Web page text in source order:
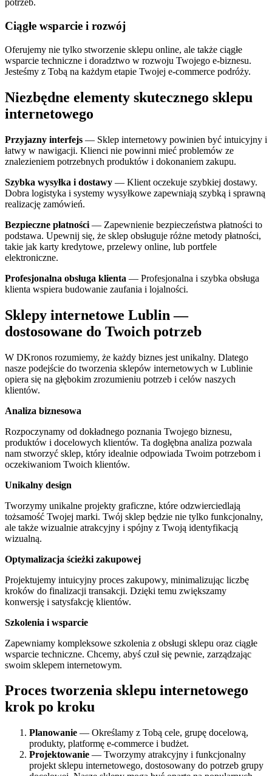
potrzeb.
Ciągłe wsparcie i rozwój
Oferujemy nie tylko stworzenie sklepu online, ale także ciągłe
wsparcie techniczne i doradztwo w rozwoju Twojego e-biznesu.
Jesteśmy z Tobą na każdym etapie Twojej e-commerce podróży.
Niezbędne elementy skutecznego sklepu
internetowego
Przyjazny interfejs — Sklep internetowy powinien być intuicyjny i
łatwy w nawigacji. Klienci nie powinni mieć problemów ze
znalezieniem potrzebnych produktów i dokonaniem zakupu.
Szybka wysyłka i dostawy — Klient oczekuje szybkiej dostawy.
Dobra logistyka i systemy wysyłkowe zapewniają szybką i sprawną
realizację zamówień.
Bezpieczne płatności — Zapewnienie bezpieczeństwa płatności to
podstawa. Upewnij się, że sklep obsługuje różne metody płatności,
takie jak karty kredytowe, przelewy online, lub portfele
elektroniczne.
Profesjonalna obsługa klienta — Profesjonalna i szybka obsługa
klienta wspiera budowanie zaufania i lojalności.
Sklepy internetowe Lublin —
dostosowane do Twoich potrzeb
W DKronos rozumiemy, że każdy biznes jest unikalny. Dlatego
nasze podejście do tworzenia sklepów internetowych w Lublinie
opiera się na głębokim zrozumieniu potrzeb i celów naszych
klientów.
Analiza biznesowa
Rozpoczynamy od dokładnego poznania Twojego biznesu,
produktów i docelowych klientów. Ta dogłębna analiza pozwala
nam stworzyć sklep, który idealnie odpowiada Twoim potrzebom i
oczekiwaniom Twoich klientów.
Unikalny design
Tworzymy unikalne projekty graficzne, które odzwierciedlają
tożsamość Twojej marki. Twój sklep będzie nie tylko funkcjonalny,
ale także wizualnie atrakcyjny i spójny z Twoją identyfikacją
wizualną.
Optymalizacja ścieżki zakupowej
Projektujemy intuicyjny proces zakupowy, minimalizując liczbę
kroków do finalizacji transakcji. Dzięki temu zwiększamy
konwersję i satysfakcję klientów.
Szkolenia i wsparcie
Zapewniamy kompleksowe szkolenia z obsługi sklepu oraz ciągłe
wsparcie techniczne. Chcemy, abyś czuł się pewnie, zarządzając
swoim sklepem internetowym.
Proces tworzenia sklepu internetowego
krok po kroku
Planowanie — Określamy z Tobą cele, grupę docelową,
produkty, platformę e-commerce i budżet.
Projektowanie — Tworzymy atrakcyjny i funkcjonalny
projekt sklepu internetowego, dostosowany do potrzeb grupy